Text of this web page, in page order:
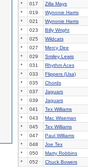
*
017 Zilla Mays
*
019 Wynonie Harris
*
021 Wynonie Harris
*
023 Billy Wright
*
025 Wildcats
*
027 Mercy Dee
*
029 Smiley Lewis
*
031 Rhythm Aces
*
033 Flippers (Usa)
*
035 Chords
*
037 Jaguars
*
039 Jaguars
*
041 Tex Williams
*
043 Mac Wiseman
*
045 Tex Williams
*
047 Paul Williams
*
048 Joe Tex
*
050 Marty Robbins
*
052 Chuck Bowers